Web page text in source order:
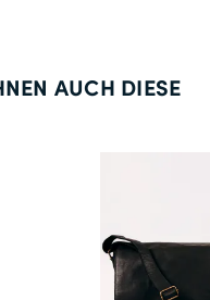
AUCH DIESE